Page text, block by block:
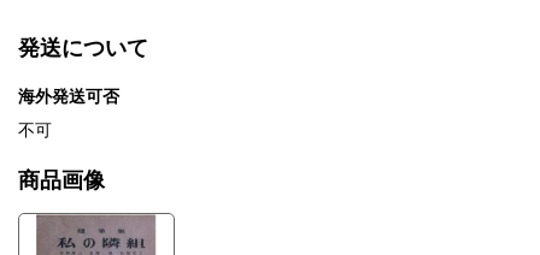
発送について
海外発送可否
不可
商品画像